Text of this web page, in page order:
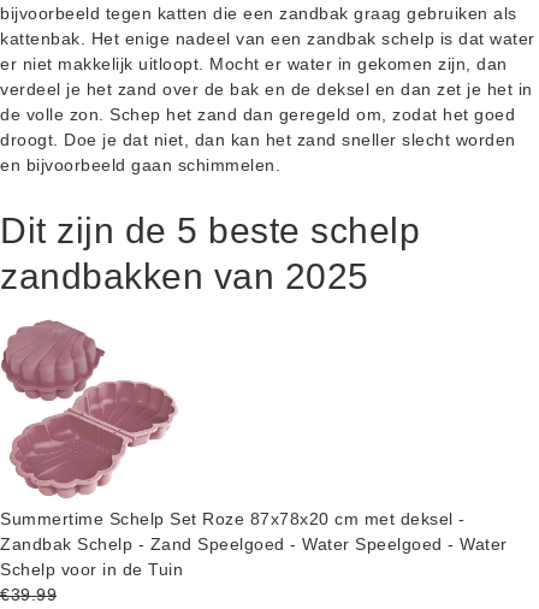
bijvoorbeeld tegen katten die een zandbak graag gebruiken als
kattenbak. Het enige nadeel van een zandbak schelp is dat water
er niet makkelijk uitloopt. Mocht er water in gekomen zijn, dan
verdeel je het zand over de bak en de deksel en dan zet je het in
de volle zon. Schep het zand dan geregeld om, zodat het goed
droogt. Doe je dat niet, dan kan het zand sneller slecht worden
en bijvoorbeeld gaan schimmelen.
Dit zijn de 5 beste schelp
zandbakken van 2025
Summertime Schelp Set Roze 87x78x20 cm met deksel -
Zandbak Schelp - Zand Speelgoed - Water Speelgoed - Water
Schelp voor in de Tuin
€39.99